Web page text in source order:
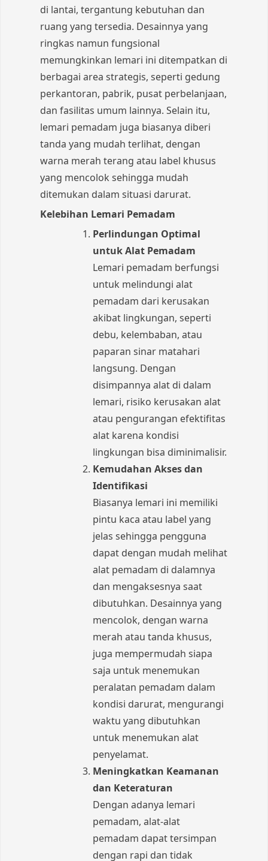
di lantai, tergantung kebutuhan dan
ruang yang tersedia. Desainnya yang
ringkas namun fungsional
memungkinkan lemari ini ditempatkan di
berbagai area strategis, seperti gedung
perkantoran, pabrik, pusat perbelanjaan,
dan fasilitas umum lainnya. Selain itu,
lemari pemadam juga biasanya diberi
tanda yang mudah terlihat, dengan
warna merah terang atau label khusus
yang mencolok sehingga mudah
ditemukan dalam situasi darurat.
Kelebihan Lemari Pemadam
Perlindungan Optimal
untuk Alat Pemadam
Lemari pemadam berfungsi
untuk melindungi alat
pemadam dari kerusakan
akibat lingkungan, seperti
debu, kelembaban, atau
paparan sinar matahari
langsung. Dengan
disimpannya alat di dalam
lemari, risiko kerusakan alat
atau pengurangan efektifitas
alat karena kondisi
lingkungan bisa diminimalisir.
Kemudahan Akses dan
Identifikasi
Biasanya lemari ini memiliki
pintu kaca atau label yang
jelas sehingga pengguna
dapat dengan mudah melihat
alat pemadam di dalamnya
dan mengaksesnya saat
dibutuhkan. Desainnya yang
mencolok, dengan warna
merah atau tanda khusus,
juga mempermudah siapa
saja untuk menemukan
peralatan pemadam dalam
kondisi darurat, mengurangi
waktu yang dibutuhkan
untuk menemukan alat
penyelamat.
Meningkatkan Keamanan
dan Keteraturan
Dengan adanya lemari
pemadam, alat-alat
pemadam dapat tersimpan
dengan rapi dan tidak